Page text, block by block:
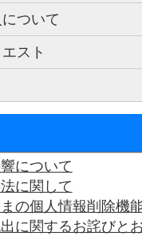
ついて
スト
について
に関して
の個人情報削除機
に関するお詫びとお